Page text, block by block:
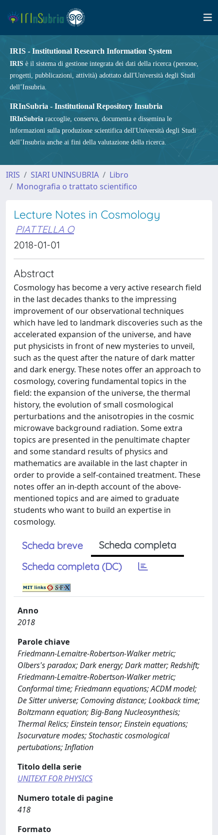
IRIS - Institutional Research Information System
IRIS è il sistema di gestione integrata dei dati della ricerca (persone,
progetti, pubblicazioni, attività) adottato dall'Università degli Studi
dell’Insubria.
IRInSubria - Institutional Repository Insubria
IRInSubria raccoglie, conserva, documenta e dissemina le
informazioni sulla produzione scientifica dell'Università degli Studi
dell’Insubria anche ai fini della valutazione della ricerca.
IRIS SIARI UNINSUBRIA
Libro
Monografia o trattato scientifico
Lecture Notes in Cosmology
PIATTELLA O
2018-01-01
Abstract
Cosmology has become a very active research field
in the last decades thanks to the impressing
improvement of our observational techniques
which have led to landmark discoveries such as the
accelerated expansion of the universe, and have
put physicists in front of new mysteries to unveil,
such as the quest after the nature of dark matter
and dark energy. These notes offer an approach to
cosmology, covering fundamental topics in the
field: the expansion of the universe, the thermal
history, the evolution of small cosmological
perturbations and the anisotropies in the cosmic
microwave background radiation. Some extra
topics are presented in the penultimate chapter
and some standard results of physics and
mathematics are available in the last chapter in
order to provide a self-contained treatment. These
notes offer an in-depth account of the above-
mentioned topics and are aimed to graduate
students who want to build an expertise in
cosmology.
Scheda breve
Scheda completa
Scheda completa (DC)
Anno
2018
Parole chiave
Friedmann-Lemaitre-Robertson-Walker metric;
Olbers's paradox; Dark energy; Dark matter; Redshift;
Friedmann-Lemaitre-Robertson-Walker metric;
Conformal time; Friedmann equations; ACDM model;
De Sitter universe; Comoving distance; Lookback time;
Boltzmann equation; Big-Bang Nucleosynthesis;
Thermal Relics; Einstein tensor; Einstein equations;
Isocurvature modes; Stochastic cosmological
pertubations; Inflation
Titolo della serie
UNITEXT FOR PHYSICS
Numero totale di pagine
418
Formato